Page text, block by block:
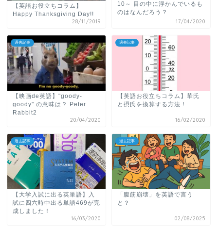
【英語お役立ちコラム】
Happy Thanksgiving Day!!
28/11/2019
10～ 目の中に浮かんでいるも
のはなんだろう？
17/04/2020
過去記事
【映画de英語】"goody-
goody" の意味は？ Peter
Rabbit2
20/04/2020
過去記事
【英語お役立ちコラム】華氏
と摂氏を換算する方法！
16/02/2020
過去記事
【大学入試に出る英単語】入
試に四六時中出る単語469が完
成しました！
16/03/2020
過去記事
「腹筋崩壊」を英語で言う
と？
02/08/2025